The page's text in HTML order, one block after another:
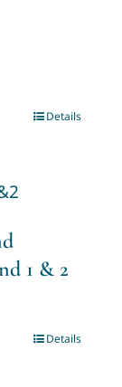
Details
1 & 2
Details